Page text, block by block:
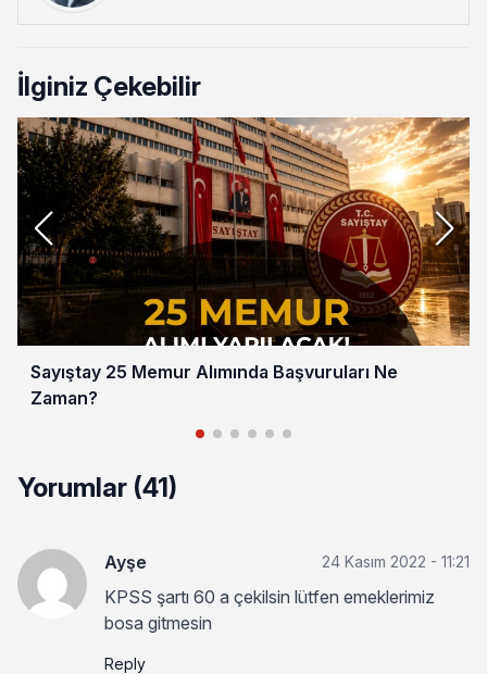
İlginiz Çekebilir
Sayıştay 25 Memur Alımında Başvuruları Ne
Zaman?
Yorumlar (41)
Ayşe 24 Kasım 2022 - 11:21
KPSS şartı 60 a çekilsin lütfen emeklerimiz
bosa gitmesin
Reply